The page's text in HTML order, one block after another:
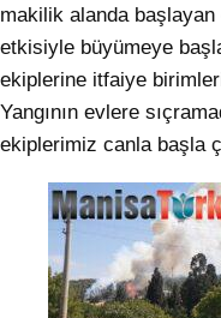
makilik alanda başlayan
etkisiyle büyümeye
ekiplerine itfaiye
Yangının evlere
ekiplerimiz canla başla